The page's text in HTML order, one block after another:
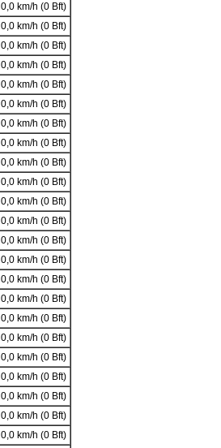
0,0 km/h (0 Bft)
0,0 km/h (0 Bft)
0,0 km/h (0 Bft)
0,0 km/h (0 Bft)
0,0 km/h (0 Bft)
0,0 km/h (0 Bft)
0,0 km/h (0 Bft)
0,0 km/h (0 Bft)
0,0 km/h (0 Bft)
0,0 km/h (0 Bft)
0,0 km/h (0 Bft)
0,0 km/h (0 Bft)
0,0 km/h (0 Bft)
0,0 km/h (0 Bft)
0,0 km/h (0 Bft)
0,0 km/h (0 Bft)
0,0 km/h (0 Bft)
0,0 km/h (0 Bft)
0,0 km/h (0 Bft)
0,0 km/h (0 Bft)
0,0 km/h (0 Bft)
0,0 km/h (0 Bft)
0,0 km/h (0 Bft)